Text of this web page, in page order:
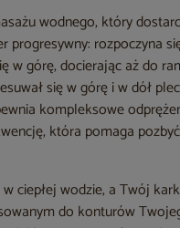
wodnego, który
progresywny: rozpoczyna
górę, docierając aż do
się w górę i w dół
kompleksowe
która pomaga
ciepłej wodzie, a Twój
do konturów